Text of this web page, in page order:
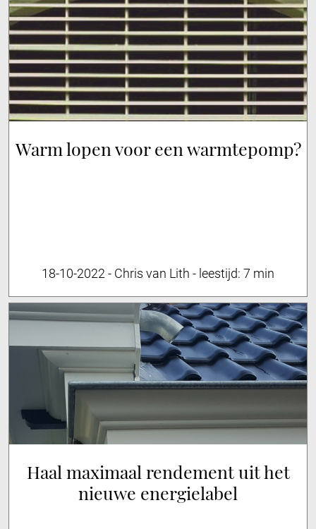
Warm lopen voor een warmtepomp?
18-10-2022 - Chris van Lith - leestijd: 7 min
Haal maximaal rendement uit het
nieuwe energielabel